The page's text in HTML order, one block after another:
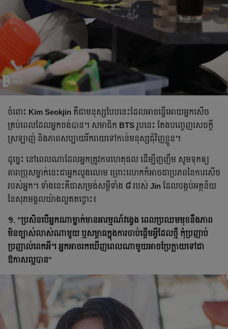
ចំពោះ Kim Seokjin គឺជាមនុស្សបែបនេះដែលអាចធ្វើអោយអ្នកសើច
គ្រប់ពេលដែលអ្នកចង់បាន។ សមាជិក BTS រូបនេះ តែងបញ្ចេញសេចក្តី
ស្រឡាញ់ និងភាពសប្បាយរីករាយទៅកាន់មនុស្សជុំវិញខ្លួន។
ដូច្នេះ នៅពេលណាដែលអ្នកត្រូវការហេតុផល ដើម្បីញញឹម សូមទុកឲ្យ
តារាប្រុស​ម្នាក់នេះជា​អ្នក​លួងលោម ព្រោះលោកក៏អាចជាប្រភពនៃការសើច
របស់អ្នក។ ទាំងនេះគឺជាសម្រង់សម្ដីទាំង ៨ របស់ Jin ដែលបង្កប់អត្ថន័យ
នៃសុភមង្គលយ៉ាងល្អឥតខ្ចោះ៖
១. "ប្រសិន​បើ​អ្នក​ណា​ម្នាក់​មាន​អារម្មណ៍​វង្វេង​ ពេល​ប្រឈម​មុខ​នឹង​ភាព​
មិនច្បាស់លាស់ណាមួយ ឬ​សម្ពាធ​ក្នុង​ការ​ចាប់​ផ្តើម​អ្វី​ដែល​ថ្មី កុំ​ប្រញាប់​
ប្រញាល់ពេកអី។ អ្នក​អាច​រក​ឃើញ​ពេល​ណា​មួយ​អាច​ប្រែ​ក្លាយ​ទៅ​ជា​
ឱកាសល្អបាន"